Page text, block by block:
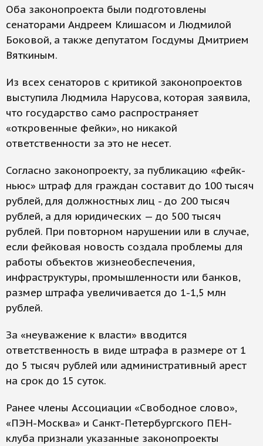
Оба законопроекта были подготовлены
сенаторами Андреем Клишасом и Людмилой
Боковой, а также депутатом Госдумы Дмитрием
Вяткиным.
Из всех сенаторов с критикой законопроектов
выступила Людмила Нарусова, которая заявила,
что государство само распространяет
«откровенные фейки», но никакой
ответственности за это не несет.
Согласно законопроекту, за публикацию «фейк-
ньюс» штраф для граждан составит до 100 тысяч
рублей, для должностных лиц - до 200 тысяч
рублей, а для юридических — до 500 тысяч
рублей. При повторном нарушении или в случае,
если фейковая новость создала проблемы для
работы объектов жизнеобеспечения,
инфраструктуры, промышленности или банков,
размер штрафа увеличивается до 1-1,5 млн
рублей.
За «неуважение к власти» вводится
ответственность в виде штрафа в размере от 1
до 5 тысяч рублей или административный арест
на срок до 15 суток.
Ранее члены Ассоциации «Свободное слово»,
«ПЭН-Москва» и Санкт-Петербургского ПЕН-
клуба признали указанные законопроекты